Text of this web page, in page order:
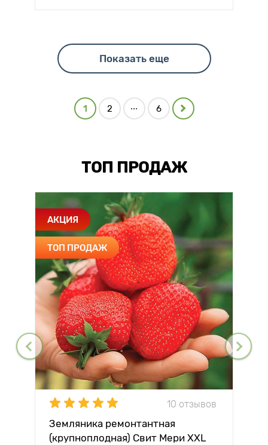
Показать еще
1 2 ... 6
ТОП ПРОДАЖ
АКЦИЯ
ТОП ПРОДАЖ
10 отзывов
Земляника ремонтантная
(крупноплодная) Свит Мери XXL